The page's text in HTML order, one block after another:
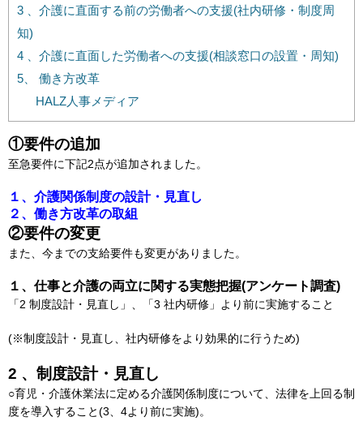
3 、介護に直面する前の労働者への支援(社内研修・制度周
知)
4 、介護に直面した労働者への支援(相談窓口の設置・周知)
5、 働き方改革
HALZ人事メディア
①要件の追加
至急要件に下記2点が追加されました。
１、介護関係制度の設計・見直し
２、働き方改革の取組
②要件の変更
また、今までの支給要件も変更がありました。
１、仕事と介護の両立に関する実態把握(アンケート調査)
「2 制度設計・見直し」、「3 社内研修」より前に実施すること
(※制度設計・見直し、社内研修をより効果的に行うため)
2 、制度設計・見直し
○育児・介護休業法に定める介護関係制度について、法律を上回る制
度を導入すること(3、4より前に実施)。